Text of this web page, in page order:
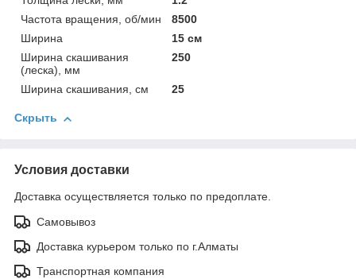
Частота вращения, об/мин
8500
Ширина
15 см
Ширина скашивания
(леска), мм
250
Ширина скашивания, см 25
Скрыть
Условия доставки
Доставка осуществляется только по предоплате.
Самовывоз
Доставка курьером только по г.Алматы
Транспортная компания